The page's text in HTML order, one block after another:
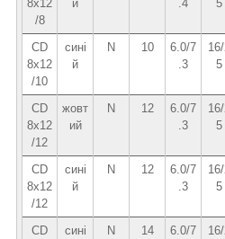
8x12
/8
й
.4
5
CD
8x12
/10
сині
й
N 10
6.0/7
.3
5
CD
8х12
/12
жовт
ий
N 12
6.0/7
.3
5
CD
8x12
/12
сині
й
N 12
6.0/7
.3
5
CD
сині
N 14
6.0/7